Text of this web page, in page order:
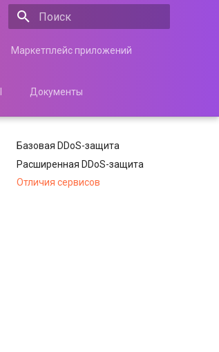
Маркетплейс приложений
Документы
Базовая DDoS-защита
Расширенная DDoS-защита
Отличия сервисов